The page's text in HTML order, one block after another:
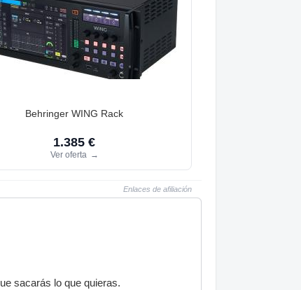
Behringer WING Rack
1.385 €
Ver oferta →
Enlaces de afiliación
sacarás lo que quieras.